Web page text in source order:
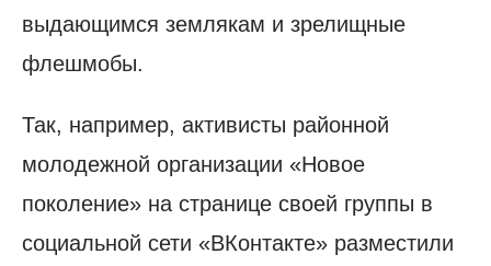
выдающимся землякам и зрелищные
флешмобы.
Так, например, активисты районной
молодежной организации «Новое
поколение» на странице своей группы в
социальной сети «ВКонтакте» разместили